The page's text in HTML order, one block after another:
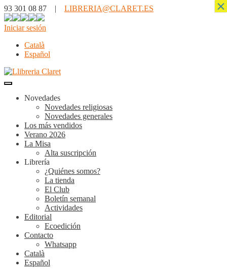
93 301 08 87 | LIBRERIA@CLARET.ES
Iniciar sesión
Català
Español
Novedades
Novedades religiosas
Novedades generales
Los más vendidos
Verano 2026
La Misa
Alta suscripción
Librería
¿Quiénes somos?
La tienda
El Club
Boletín semanal
Actividades
Editorial
Ecoedición
Contacto
Whatsapp
Català
Español
×